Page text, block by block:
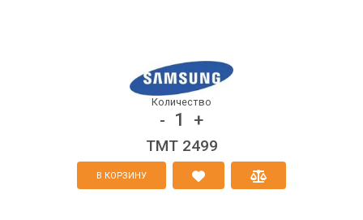
Количество
- 1 +
TMT 2499
В КОРЗИНУ